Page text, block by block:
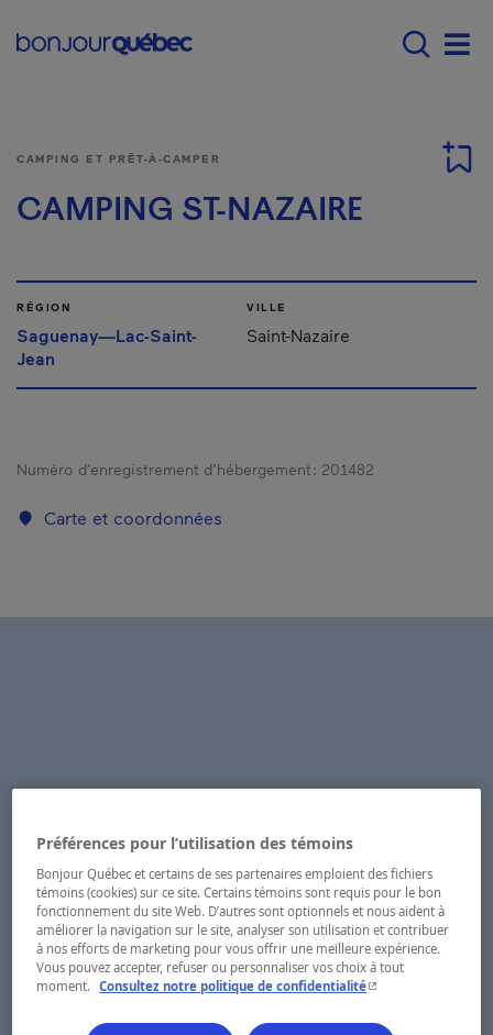
Main navigation -
CAMPING ET PRÊT-À-CAMPER
CAMPING ST-NAZAIRE
RÉGION
Saguenay—Lac-Saint-
Jean
VILLE
Saint-Nazaire
Numéro d’enregistrement d’hébergement : 201482
Carte et coordonnées
Préférences pour l’utilisation des témoins
Bonjour Québec et certains de ses partenaires emploient des fichiers
témoins (cookies) sur ce site. Certains témoins sont requis pour le bon
fonctionnement du site Web. D’autres sont optionnels et nous aident à
améliorer la navigation sur le site, analyser son utilisation et contribuer
à nos efforts de marketing pour vous offrir une meilleure expérience.
Vous pouvez accepter, refuser ou personnaliser vos choix à tout
moment.
Consultez notre politique de confidentialité- Cet hyperlien